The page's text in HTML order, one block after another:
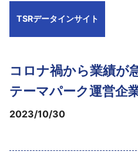
会社案内
導入事例
TSRデータインサイト
コロナ禍から業績が
テーマパーク運営企
2023/10/30